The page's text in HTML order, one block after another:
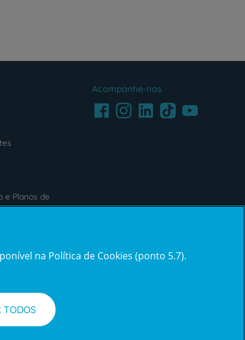
e Planos de
Acompanhe-nos
FacebookInstagramLinkedInTikTokYoutube
Reclamações e Elogios
na Política de Cookies (ponto 5.7).
TODOS